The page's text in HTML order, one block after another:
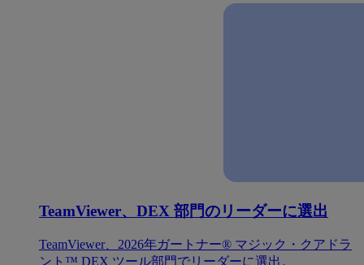
TeamViewer、DEX 部門のリーダーに選出
TeamViewer、2026年ガートナー® マジック・クアドラ
ント™ DEX ツール部門でリーダーに選出。